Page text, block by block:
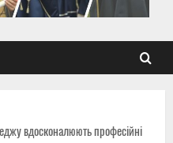
вдосконалюють професійні